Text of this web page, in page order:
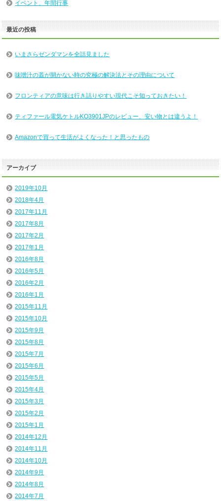
イベント、年間行事
最近の投稿
いまさらゼンダマンを全話見ました
味噌汁の蓋が開かない時の究極の解決法とその理由について
フロンティアの意味は行き詰りやすい現代こそ知っておきたい！
ティファール電気ケトルKO3901JPのレビュー、安い物とは違うよ！
Amazonで買って生活がよくなった！と思ったもの
アーカイブ
2019年10月
2018年4月
2017年11月
2017年8月
2017年2月
2017年1月
2016年8月
2016年5月
2016年2月
2016年1月
2015年11月
2015年10月
2015年9月
2015年8月
2015年7月
2015年6月
2015年5月
2015年4月
2015年3月
2015年2月
2015年1月
2014年12月
2014年11月
2014年10月
2014年9月
2014年8月
2014年7月